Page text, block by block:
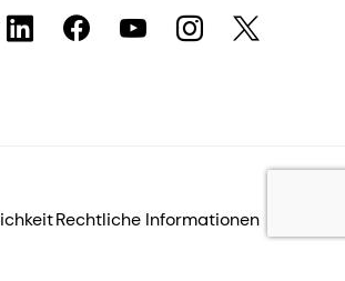
Rechtliche Informationen